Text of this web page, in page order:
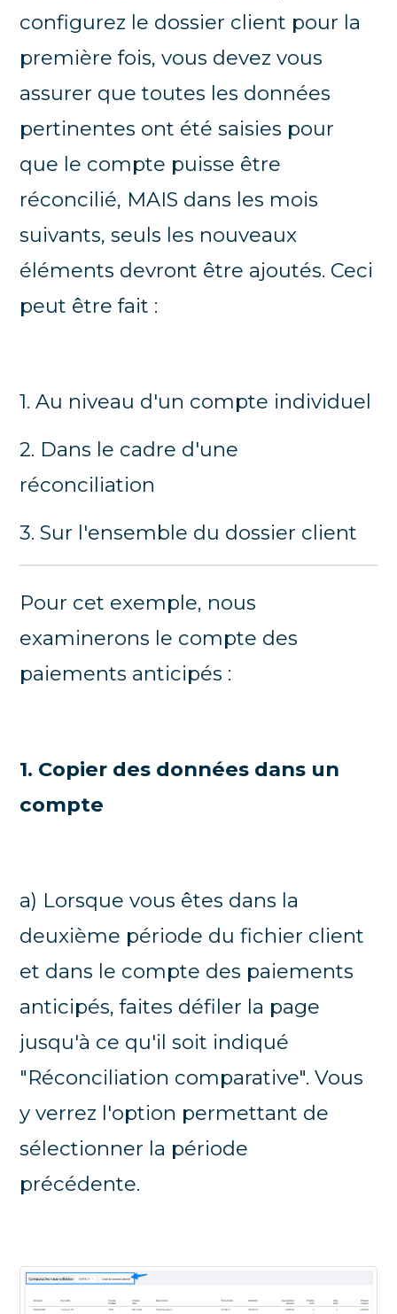
configurez le dossier client pour la
première fois, vous devez vous
assurer que toutes les données
pertinentes ont été saisies pour
que le compte puisse être
réconcilié, MAIS dans les mois
suivants, seuls les nouveaux
éléments devront être ajoutés. Ceci
peut être fait :
1. Au niveau d'un compte individuel
2. Dans le cadre d'une
réconciliation
3. Sur l'ensemble du dossier client
Pour cet exemple, nous
examinerons le compte des
paiements anticipés :
1. Copier des données dans un
compte
a) Lorsque vous êtes dans la
deuxième période du fichier client
et dans le compte des paiements
anticipés, faites défiler la page
jusqu'à ce qu'il soit indiqué
"Réconciliation comparative". Vous
y verrez l'option permettant de
sélectionner la période
précédente.